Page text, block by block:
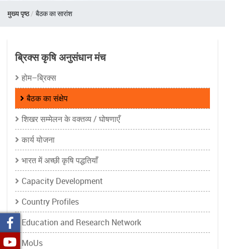
पग
मुख्य पृष्ठ बैठक का सारांश
ब्रिक्स कृषि अनुसंधान मंच
होम–ब्रिक्स
बैठक का संक्षेप
शिखर सम्मेलन के वक्तव्य / घोषणाएँ
कार्य योजना
भारत में अच्छी कृषि पद्धतियाँ
Capacity Development
Country Profiles
Education and Research Network
MoUs